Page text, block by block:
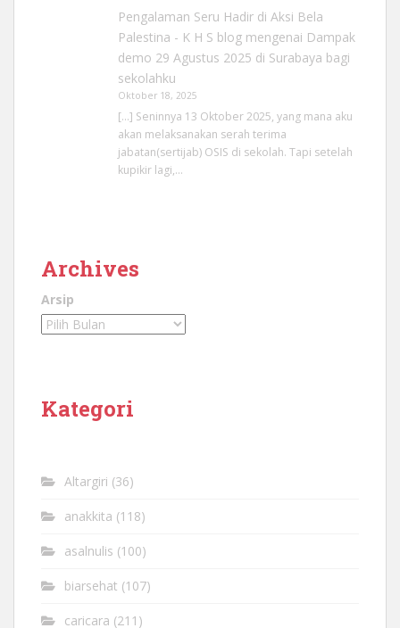
Pengalaman Seru Hadir di Aksi Bela
Palestina - K H S blogmengenai Dampak
demo 29 Agustus 2025 di Surabaya bagi
sekolahku
Oktober 18, 2025
[…] Seninnya 13 Oktober 2025, yang mana aku
akan melaksanakan serah terima
jabatan(sertijab) OSIS di sekolah. Tapi setelah
kupikir lagi,…
Archives
Arsip
Kategori
Altargiri (36)
anakkita (118)
asalnulis (100)
biarsehat (107)
caricara (211)